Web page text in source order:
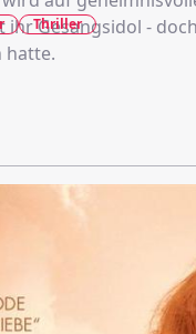
Gesangsidol -
hatte.
Thriller